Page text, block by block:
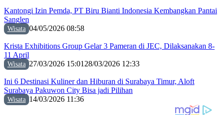
Kantongi Izin Pemda, PT Biru Bianti Indonesia Kembangkan Pantai
Sanglen
Wisata 04/05/2026 08:58
Krista Exhibitions Group Gelar 3 Pameran di JEC, Dilaksanakan 8-
11 April
Wisata 27/03/2026 15:01 28/03/2026 12:33
Ini 6 Destinasi Kuliner dan Hiburan di Surabaya Timur, Aloft
Surabaya Pakuwon City Bisa jadi Pilihan
Wisata 14/03/2026 11:36